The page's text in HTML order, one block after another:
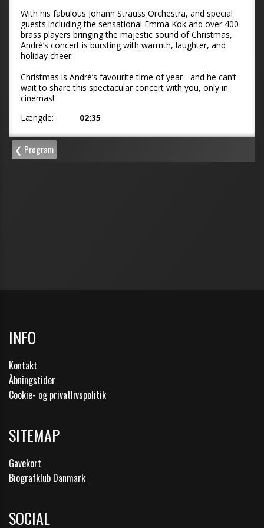
INFO
Kontakt
Åbningstider
Cookie- og privatlivspolitik
SITEMAP
Gavekort
Biografklub Danmark
SOCIAL